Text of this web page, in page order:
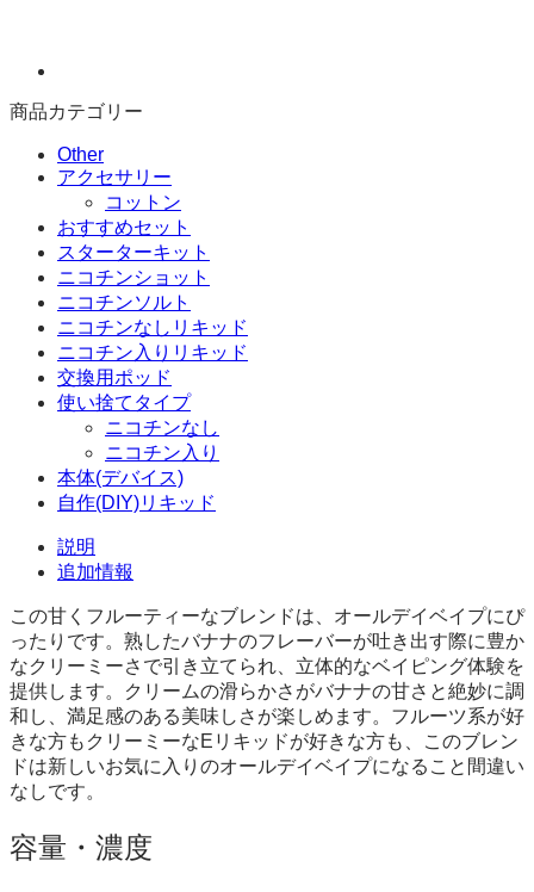
コ
ン
100ml
個
商品カテゴリー
Other
アクセサリー
コットン
おすすめセット
スターターキット
ニコチンショット
ニコチンソルト
ニコチンなしリキッド
ニコチン入りリキッド
交換用ポッド
使い捨てタイプ
ニコチンなし
ニコチン入り
本体(デバイス)
自作(DIY)リキッド
説明
追加情報
この甘くフルーティーなブレンドは、オールデイベイプにぴ
ったりです。熟したバナナのフレーバーが吐き出す際に豊か
なクリーミーさで引き立てられ、立体的なベイピング体験を
提供します。クリームの滑らかさがバナナの甘さと絶妙に調
和し、満足感のある美味しさが楽しめます。フルーツ系が好
きな方もクリーミーなEリキッドが好きな方も、このブレン
ドは新しいお気に入りのオールデイベイプになること間違い
なしです。
容量・濃度